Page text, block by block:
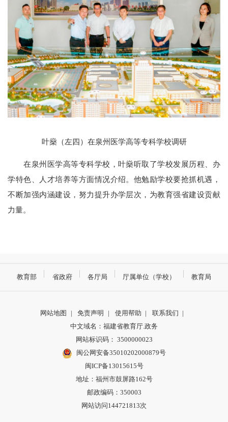
叶燊（左四）在泉州医学高等专科学校调研
在泉州医学高等专科学校，叶燊听取了学校发展历程、办
学特色、人才培养等方面情况介绍。他勉励学校要抢抓机遇，
不断加强内涵建设，努力提升办学层次，为教育强省建设贡献
力量。
教育部 省政府 各厅局 厅属单位（学校） 教育局
网站地图 | 免责声明 | 使用帮助 | 联系我们 |
中文域名：福建省教育厅.政务
网站标识码： 3500000023
闽公网安备35010202000879号
闽ICP备13015615号
地址：福州市鼓屏路162号
邮政编码：350003
网站访问144721813次